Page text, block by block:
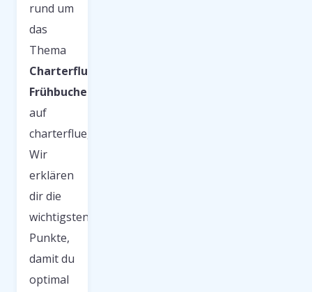
rund um
das
Thema
Charterflug
Frühbucher
auf
charterfluege.net.
Wir
erklären
dir die
wichtigsten
Punkte,
damit du
optimal